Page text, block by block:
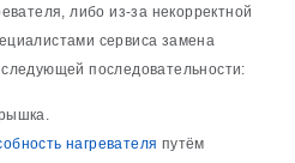
либо из-за некорректной
сервиса замена
последовательности:
нагревателя путём